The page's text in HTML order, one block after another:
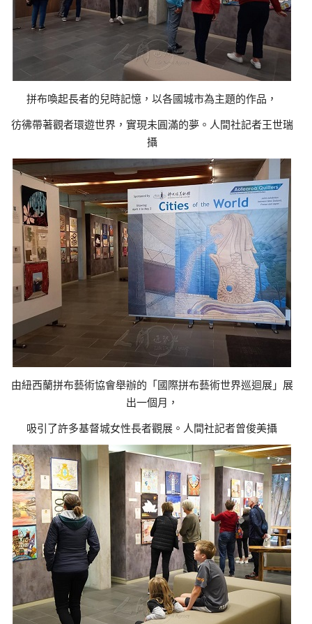
拼布喚起長者的兒時記憶，以各國城市為主題的作品，
彷彿帶著觀者環遊世界，實現未圓滿的夢。人間社記者王世瑞
攝
由紐西蘭拼布藝術協會舉辦的「國際拼布藝術世界巡迴展」展
出一個月，
吸引了許多基督城女性長者觀展。人間社記者曾俊美攝